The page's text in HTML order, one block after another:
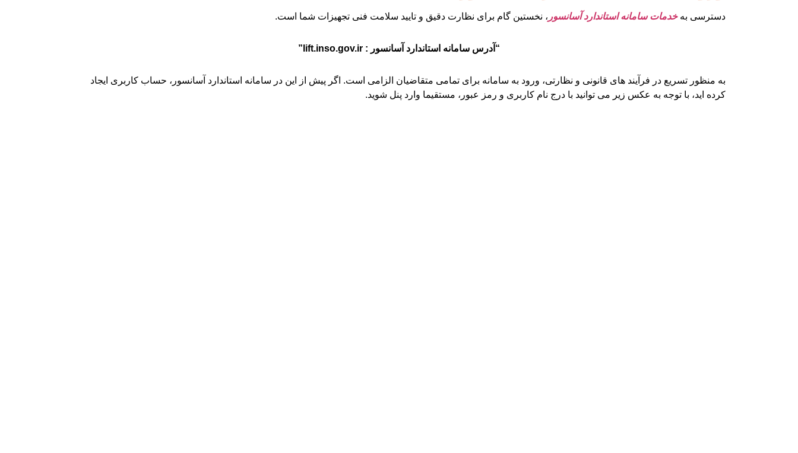
دسترسی بهخدمات سامانه استاندارد آسانسور ، نخستین گام برای نظارت دقیق و تایید سلامت فنی تجهیزات شما است.
“آدرس سامانه استاندارد آسانسور : lift.inso.gov.ir”
به منظور تسریع در فرآیند های قانونی و نظارتی، ورود به سامانه برای تمامی متقاضیان الزامی است. اگر پیش از این در سامانه استاندارد آسانسور، حساب کاربری ایجاد
کرده اید، با توجه به عکس زیر می توانید با درج نام کاربری و رمز عبور، مستقیما وارد پنل شوید.